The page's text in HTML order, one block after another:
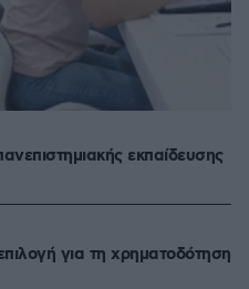
εκπαίδευσης
για τη χρηματοδότηση